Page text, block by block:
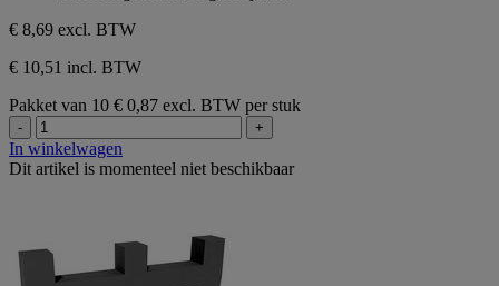
sterren.
€ 8,69 excl. BTW
€ 10,51 incl. BTW
Pakket van 10 € 0,87 excl. BTW per stuk
- +
In winkelwagen
Dit artikel is momenteel niet beschikbaar